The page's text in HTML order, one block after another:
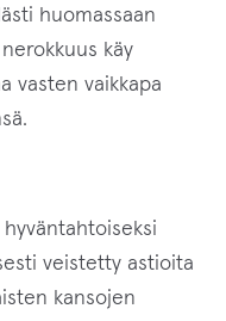
huomassaan
käy
vasten vaikkapa
veistetty astioita
kansojen